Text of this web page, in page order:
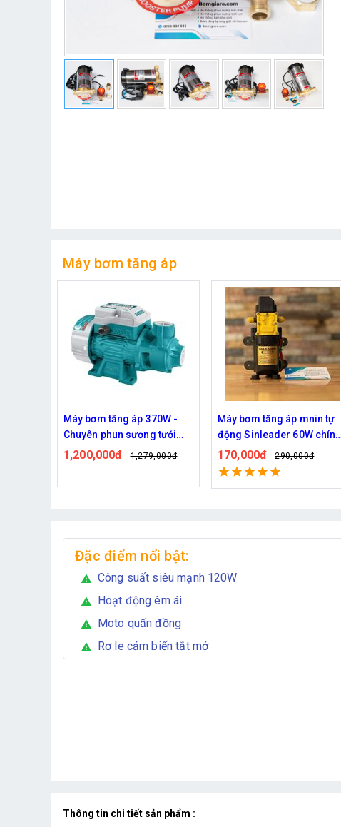
Máy bơm tăng áp
Máy bơm tăng áp mnin tự
động Sinleader 60W chính
hãng
170,000đ 290,000đ
Bơm đồng tâm Kazuma
0.5HP - Chuyên bơm tưới
vườn cây
1,690,000đ 2,189,000đ
Đặc điểm nổi bật:
warning Công suất siêu mạnh 120W
warning Hoạt động êm ái
warning Moto quấn đồng
warning Rơ le cảm biến tắt mở
Thông tin chi tiết sản phẩm :